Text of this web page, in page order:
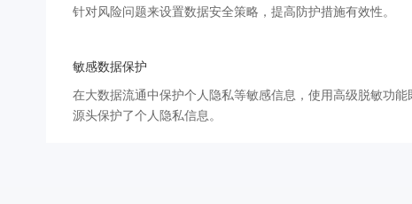
针对风险问题来设置数据安全策略，提高防护措施有效性。
敏感数据保护
在大数据流通中保护个人隐私等敏感信息，使用高级脱敏功
源头保护了个人隐私信息。